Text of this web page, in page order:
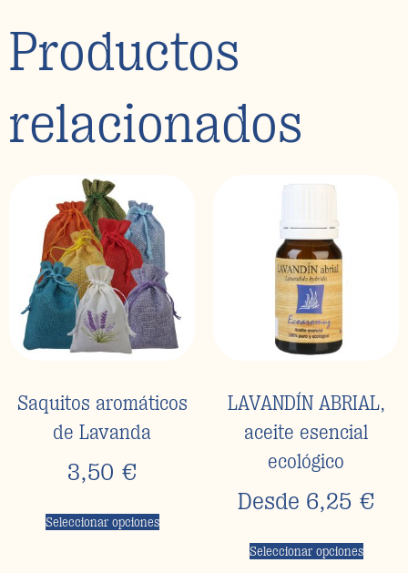
Productos
relacionados
Saquitos aromáticos
de Lavanda
3,50 €
Seleccionar opciones
LAVANDÍN ABRIAL,
aceite esencial
ecológico
Desde 6,25 €
Seleccionar opciones